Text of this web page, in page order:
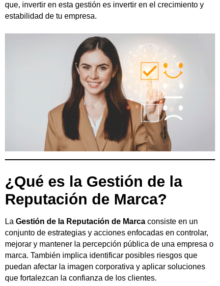
que, invertir en esta gestión es invertir en el crecimiento y
estabilidad de tu empresa.
¿Qué es la Gestión de la
Reputación de Marca?
La Gestión de la Reputación de Marca consiste en un
conjunto de estrategias y acciones enfocadas en controlar,
mejorar y mantener la percepción pública de una empresa o
marca. También implica identificar posibles riesgos que
puedan afectar la imagen corporativa y aplicar soluciones
que fortalezcan la confianza de los clientes.